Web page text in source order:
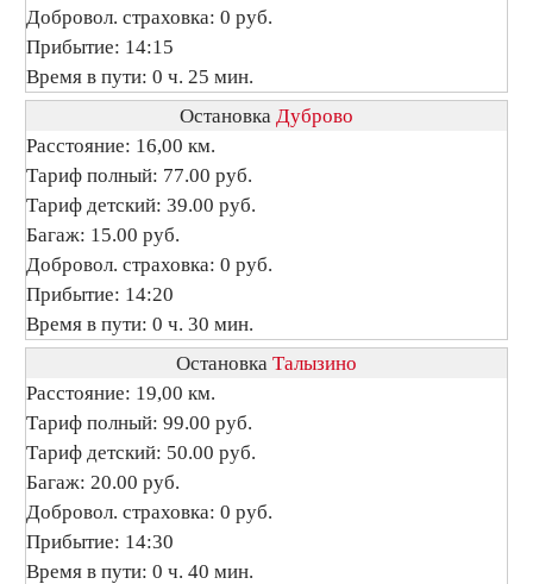
Добровол. страховка: 0 руб.
Прибытие: 14:15
Время в пути: 0 ч. 25 мин.
Остановка Дуброво
Расстояние: 16,00 км.
Тариф полный: 77.00 руб.
Тариф детский: 39.00 руб.
Багаж: 15.00 руб.
Добровол. страховка: 0 руб.
Прибытие: 14:20
Время в пути: 0 ч. 30 мин.
Остановка Талызино
Расстояние: 19,00 км.
Тариф полный: 99.00 руб.
Тариф детский: 50.00 руб.
Багаж: 20.00 руб.
Добровол. страховка: 0 руб.
Прибытие: 14:30
Время в пути: 0 ч. 40 мин.